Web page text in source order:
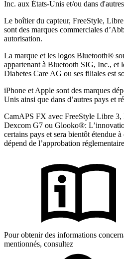
Inc. aux États-Unis et/ou dans
Le boîtier du capteur, FreeStyle, Libre
sont des marques commerciales
autorisation.
La marque et les logos Bluetooth®
appartenant à Bluetooth SIG, Inc., et
Diabetes Care AG ou ses filiales est
iPhone et Apple sont des marques
Unis ainsi que dans d’autres pays et
CamAPS FX avec FreeStyle Libre 3,
Dexcom G7 ou Glooko®:
certains pays et sera bientôt étendue à
dépend de l’approbation
Pour obtenir des informations
mentionnés, consultez